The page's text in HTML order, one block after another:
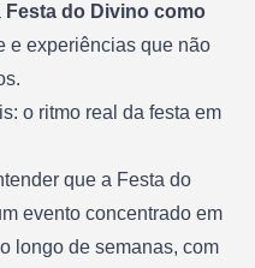
Festa do Divino como
e experiências que não
o ritmo real da festa em
que a Festa do
evento concentrado em
longo de semanas, com